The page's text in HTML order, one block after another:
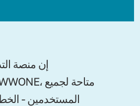
إن منصة
المستخدمين -